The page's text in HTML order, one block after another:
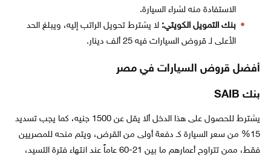
الاستفادة منه لشراء السيارة.
بنك التمويل الكويتي: لا يشترط تحويل الراتب إليه، ويبلغ الحد
الأعلى لـ قروض السيارات فيه 25 ألف دينار.
أفضل قروض السيارات في مصر
بنك SAIB
يشترط للحصول على هذا الدخل ألا يقل عن 1500 جنيه، كما يجب تسديد
15% من سعر السيارة كـ دفعة أولى من القرض، ويتم منحه للمصريين
فقط، ممن تتراوح أعمارهم ما بين 21-60 عاماً عند انتهاء فترة التسيد،